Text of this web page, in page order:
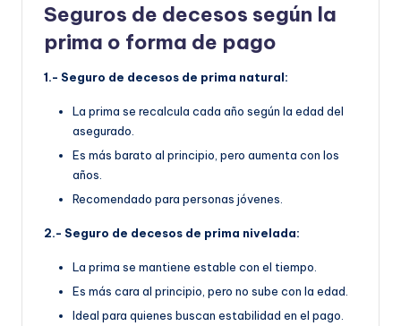
Seguros de decesos según la
prima o forma de pago
1.- Seguro de decesos de prima natural:
La prima se recalcula cada año según la edad del
asegurado.
Es más barato al principio, pero aumenta con los
años.
Recomendado para personas jóvenes.
2.- Seguro de decesos de prima nivelada:
La prima se mantiene estable con el tiempo.
Es más cara al principio, pero no sube con la edad.
Ideal para quienes buscan estabilidad en el pago.